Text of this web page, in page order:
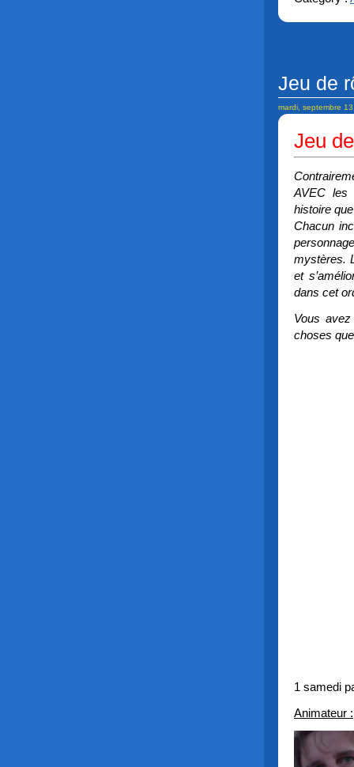
Jeu de
mardi, septembre
Jeu
AVEC les
histoire
Chacun
mystères.
et
dans cet
Vous
choses
1 samedi
Animateur :